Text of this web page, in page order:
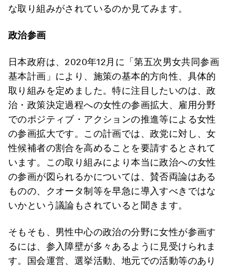
な取り組みがされているのか見てみます。
政治参画
日本政府は、2020年12月に「第五次男女共同参画
基本計画」により、施策の基本的方向性、具体的
取り組みを定めました。特に注目したいのは、政
治・政策決定過程への女性の参画拡大、雇用分野
でのポジティブ・アクションの推進等による女性
の参画拡大です。この計画では、政党に対し、女
性候補者の割合を高めることを要請するとされて
います。この取り組みにより本当に政治への女性
の参画が図られるかについては、賛否両論はある
ものの、クオータ制等を早急に導入すべきではな
いかという議論もされていると聞きます。
そもそも、男性中心の政治の分野に女性が参画す
るには、参入障壁が多々あるように見受けられま
す。国会運営、選挙活動、地元での活動等のあり